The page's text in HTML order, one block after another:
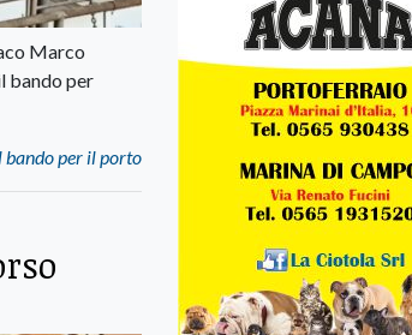
Marco
bando per
bando per il porto